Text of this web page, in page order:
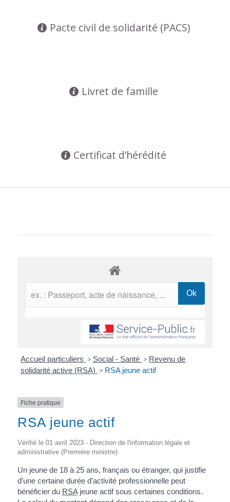
Pacte civil de solidarité (PACS)
Livret de famille
Certificat d’hérédité
Accueil particuliers > Social - Santé > Revenu de
solidarité active (RSA) > RSA jeune actif
Fiche pratique
RSA jeune actif
Vérifié le 01 avril 2023 - Direction de l'information légale et
administrative (Première ministre)
Un jeune de 18 à 25 ans, français ou étranger, qui justifie
d'une certaine durée d'activité professionnelle peut
bénéficier du RSAjeune actif sous certaines conditions.